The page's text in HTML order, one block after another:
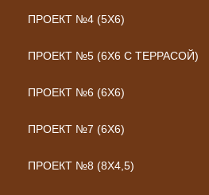
ПРОЕКТ №4 (5Х6)
ПРОЕКТ №5 (6Х6 С ТЕРРАСОЙ)
ПРОЕКТ №6 (6Х6)
ПРОЕКТ №7 (6Х6)
ПРОЕКТ №8 (8Х4,5)